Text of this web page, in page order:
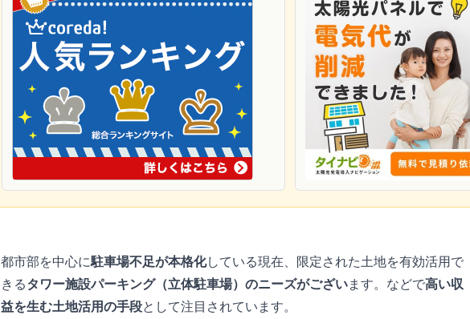
都市部を中心に駐車場不足が本格化している現在、限定された土地を有効活用で
きるタワー施設パーキング（立体駐車場）のニーズがございます。などで高い収
益を生む土地活用の手段として注目されています。